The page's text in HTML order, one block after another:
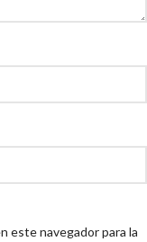
este navegador para la